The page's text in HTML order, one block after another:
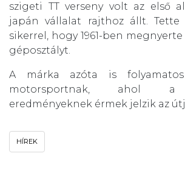
szigeti TT verseny volt az első
japán vállalat rajthoz állt. Tette
sikerrel, hogy 1961-ben
géposztályt.
A márka azóta is
motorsportnak, ahol a
eredményeknek érmek jelzik az
HÍREK